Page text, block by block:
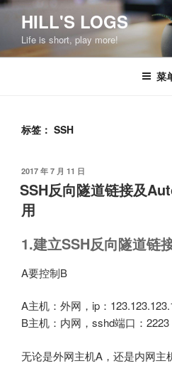
跳
容
HILL'S LOGS
Life is short, play more!
菜
标签： SSH
发
布
于
2017 年 7 月 11 日
SSH反向隧道链接及
用
1.建立SSH反向隧道链
A要控制B
A主机：外网，ip：
B主机：内网，sshd端口：2223
无论是外网主机A，还是内网主